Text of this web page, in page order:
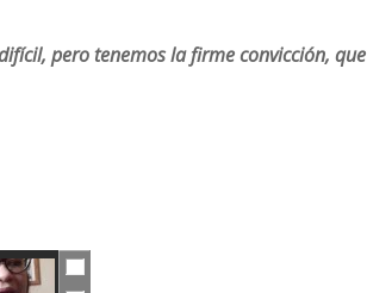
pero tenemos la firme convicción, que